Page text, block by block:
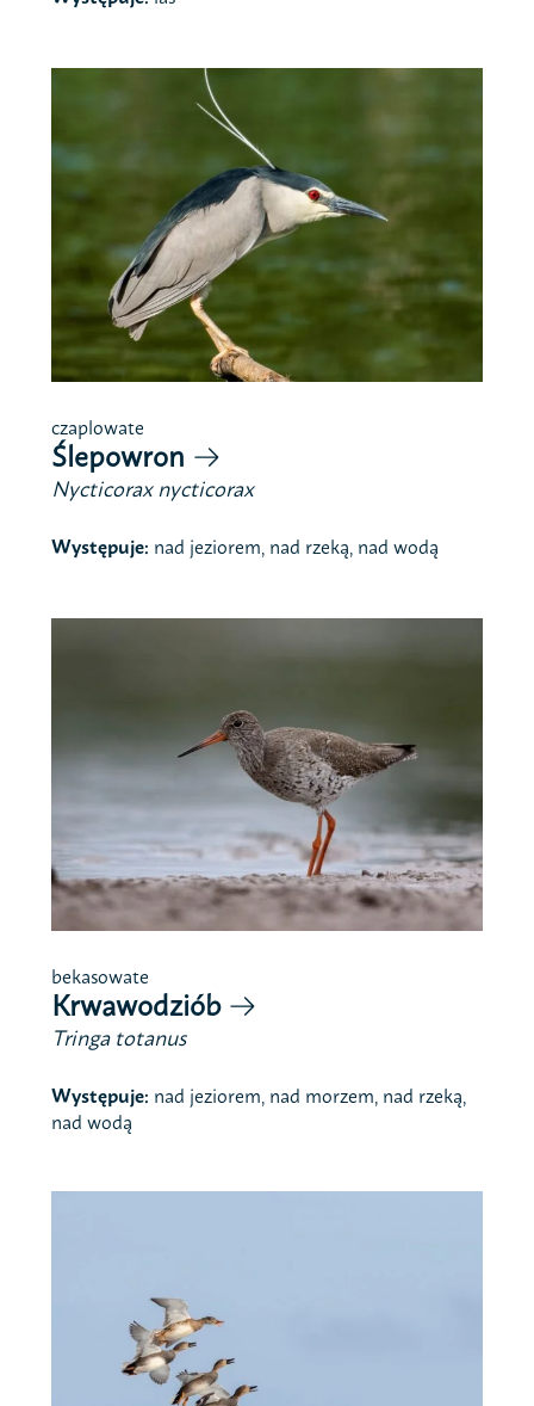
czaplowate
Ślepowron
Nycticorax nycticorax
Występuje: nad jeziorem, nad rzeką, nad wodą
bekasowate
Krwawodziób
Tringa totanus
Występuje: nad jeziorem, nad morzem, nad rzeką,
nad wodą